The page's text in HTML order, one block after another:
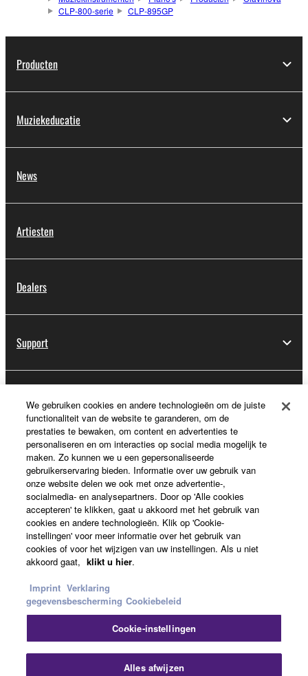
CLP-800-serie
CLP-895GP
Producten
Muziekeducatie
News
Artiesten
Dealers
Support
Registratie voor Yamaha Music ID
Over Yamaha
Nederland / België / Luxemburg - Dutch
Business
Contact opnemen Terms of Use
We gebruiken cookies en andere technologieën om de juiste
functionaliteit van de website te garanderen, om de
prestaties te bewaken, om content en advertenties te
personaliseren en om interacties op social media mogelijk te
maken. Zo kunnen we u een gepersonaliseerde
gebruikerservaring bieden. Informatie over uw gebruik van
onze website delen we ook met onze advertentie-,
socialmedia- en analysepartners. Door op 'Alle cookies
accepteren' te klikken, gaat u akkoord met het gebruik van
cookies en andere technologieën. Klik op 'Cookie-
instellingen' voor meer informatie over het gebruik van
cookies of voor het wijzigen van uw instellingen. Als u niet
akkoord gaat, klikt u hier.
Imprint Verklaring
gegevensbescherming Cookiebeleid
Cookie-instellingen
Alles afwijzen